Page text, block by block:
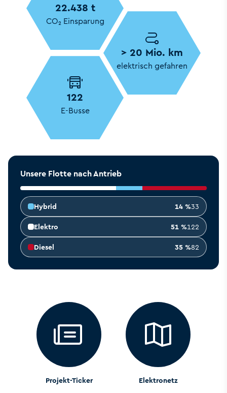
22.438 t
CO₂ Einsparung
> 20 Mio. km
elektrisch gefahren
122
E-Busse
Unsere Flotte nach Antrieb
Elektro 51 %122
Hybrid 14 %33
Diesel 35 %82
Projekt-Ticker Elektronetz